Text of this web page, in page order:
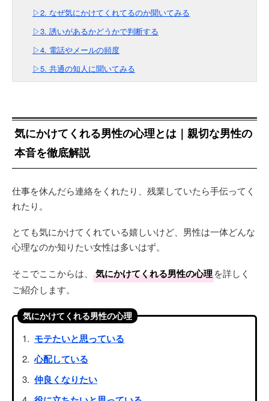
▷2. なぜ気にかけてくれてるのか聞いてみる
▷3. 誘いがあるかどうかで判断する
▷4. 電話やメールの頻度
▷5. 共通の知人に聞いてみる
気にかけてくれる男性の心理とは｜親切な男性の
本音を徹底解説
仕事を休んだら連絡をくれたり、残業していたら手伝ってく
れたり。
とても気にかけてくれている嬉しいけど、男性は一体どんな
心理なのか知りたい女性は多いはず。
そこでここからは、 気にかけてくれる男性の心理を詳しく
ご紹介します。
気にかけてくれる男性の心理
モテたいと思っている
心配している
仲良くなりたい